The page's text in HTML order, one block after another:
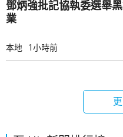
鄧炳強批記協執委選舉
業
本地 1小時前